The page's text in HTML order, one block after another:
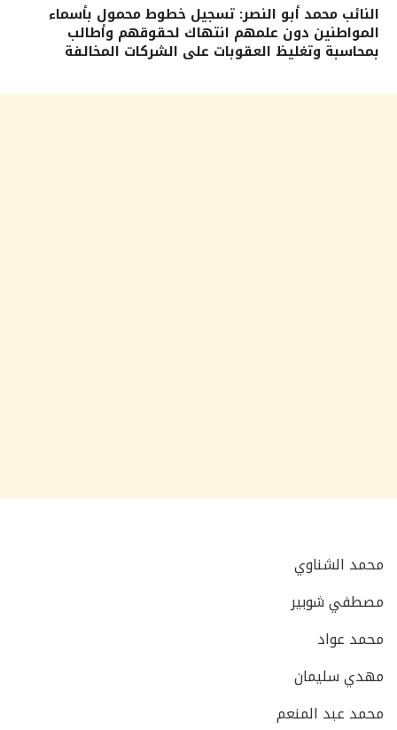
النائب محمد أبو النصر: تسجيل خطوط محمول بأسماء
المواطنين دون علمهم انتهاك لحقوقهم وأطالب
بمحاسبة وتغليظ العقوبات على الشركات المخالفة
محمد الشناوي
مصطفي شوبير
محمد عواد
مهدي سليمان
محمد عبد المنعم